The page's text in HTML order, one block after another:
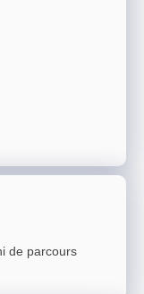
de parcours